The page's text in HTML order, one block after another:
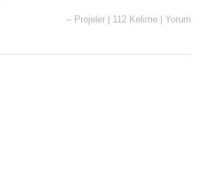
-- Projeler 112 Kelime Yorum